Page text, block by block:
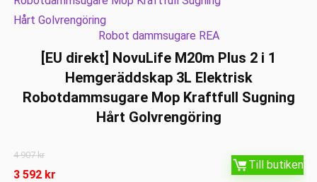
Robot dammsugare REA
[EU direkt] NovuLife M20m Plus 2 i 1
Hemgeräddskap 3L Elektrisk
Robotdammsugare Mop Kraftfull Sugning
Hårt Golvrengöring
4 907kr
3 592 kr
Till butiken